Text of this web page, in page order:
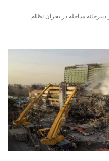
مداخله در بحران نظام